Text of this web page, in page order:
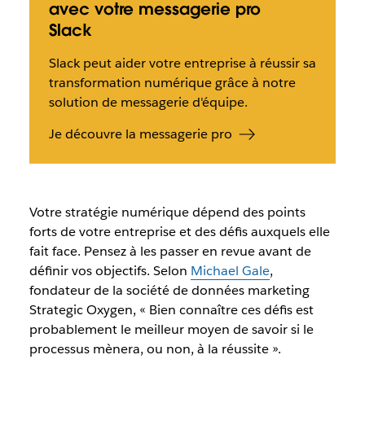
avec votre messagerie pro
Slack
Slack peut aider votre entreprise à réussir sa
transformation numérique grâce à notre
solution de messagerie d'équipe.
Je découvre la messagerie pro
Votre stratégie numérique dépend des points
forts de votre entreprise et des défis auxquels elle
fait face. Pensez à les passer en revue avant de
définir vos objectifs. Selon Michael Gale,
fondateur de la société de données marketing
Strategic Oxygen, « Bien connaître ces défis est
probablement le meilleur moyen de savoir si le
processus mènera, ou non, à la réussite ».